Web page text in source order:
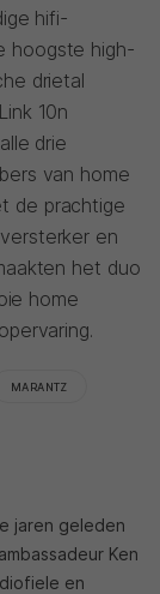
hifi-
hoogste high-
drietal
10n
drie
van home
de prachtige
en
het duo
home
MARANTZ
jaren geleden
Ken
en